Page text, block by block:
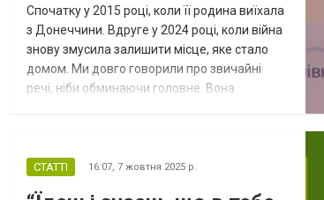
Спочатку у 2015 році, коли її родина виїхала
з Донеччини. Вдруге у 2024 році, коли війна
знову змусила залишити місце, яке стало
домом. Ми довго говорили про звичайні
речі, ніби обминаючи головне. Вона
поступово розмова перестала бути
СТАТТІ 16:07, 7 жовтня 2025 р.